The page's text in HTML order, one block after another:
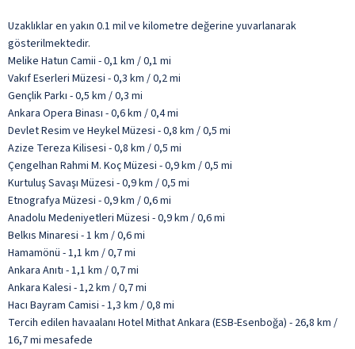
Uzaklıklar en yakın 0.1 mil ve kilometre değerine yuvarlanarak
gösterilmektedir.
Melike Hatun Camii - 0,1 km / 0,1 mi
Vakıf Eserleri Müzesi - 0,3 km / 0,2 mi
Gençlik Parkı - 0,5 km / 0,3 mi
Ankara Opera Binası - 0,6 km / 0,4 mi
Devlet Resim ve Heykel Müzesi - 0,8 km / 0,5 mi
Azize Tereza Kilisesi - 0,8 km / 0,5 mi
Çengelhan Rahmi M. Koç Müzesi - 0,9 km / 0,5 mi
Kurtuluş Savaşı Müzesi - 0,9 km / 0,5 mi
Etnografya Müzesi - 0,9 km / 0,6 mi
Anadolu Medeniyetleri Müzesi - 0,9 km / 0,6 mi
Belkıs Minaresi - 1 km / 0,6 mi
Hamamönü - 1,1 km / 0,7 mi
Ankara Anıtı - 1,1 km / 0,7 mi
Ankara Kalesi - 1,2 km / 0,7 mi
Hacı Bayram Camisi - 1,3 km / 0,8 mi
Tercih edilen havaalanı Hotel Mithat Ankara (ESB-Esenboğa) - 26,8 km /
16,7 mi mesafede